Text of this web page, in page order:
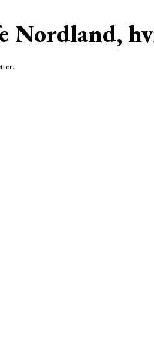
Nordland,